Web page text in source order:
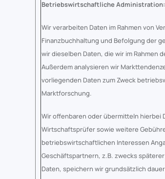
Betriebswirtschaftliche Administration:
Wir verarbeiten Daten im Rahmen von
Finanzbuchhaltung und Befolgung der
wir dieselben Daten, die wir im Rahmen
Außerdem analysieren wir
vorliegenden Daten zum Zweck
Marktforschung.
Wir offenbaren oder übermitteln hierbei
Wirtschaftsprüfer sowie weitere
betriebswirtschaftlichen Interessen
Geschäftspartnern, z.B. zwecks
Daten, speichern wir grundsätzlich